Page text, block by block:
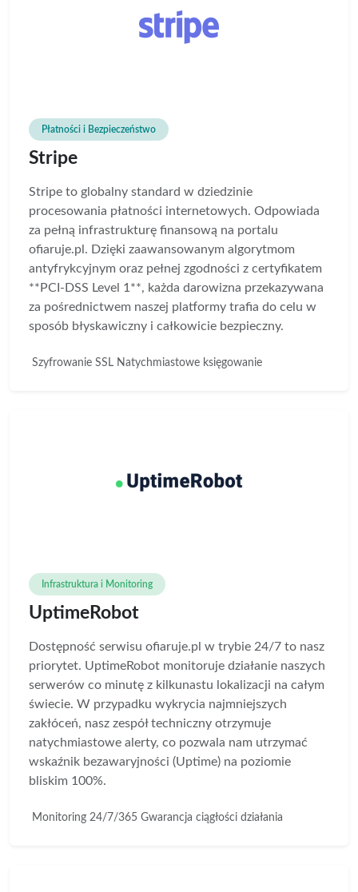
Płatności i Bezpieczeństwo
Stripe
Stripe to globalny standard w dziedzinie
procesowania płatności internetowych. Odpowiada
za pełną infrastrukturę finansową na portalu
ofiaruje.pl. Dzięki zaawansowanym algorytmom
antyfrykcyjnym oraz pełnej zgodności z certyfikatem
**PCI-DSS Level 1**, każda darowizna przekazywana
za pośrednictwem naszej platformy trafia do celu w
sposób błyskawiczny i całkowicie bezpieczny.
Szyfrowanie SSL Natychmiastowe księgowanie
Infrastruktura i Monitoring
UptimeRobot
Dostępność serwisu ofiaruje.pl w trybie 24/7 to nasz
priorytet. UptimeRobot monitoruje działanie naszych
serwerów co minutę z kilkunastu lokalizacji na całym
świecie. W przypadku wykrycia najmniejszych
zakłóceń, nasz zespół techniczny otrzymuje
natychmiastowe alerty, co pozwala nam utrzymać
wskaźnik bezawaryjności (Uptime) na poziomie
bliskim 100%.
Monitoring 24/7/365 Gwarancja ciągłości działania